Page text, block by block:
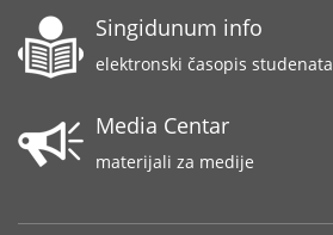
Singidunum info
elektronski časopis studenata
Media Centar
materijali za medije